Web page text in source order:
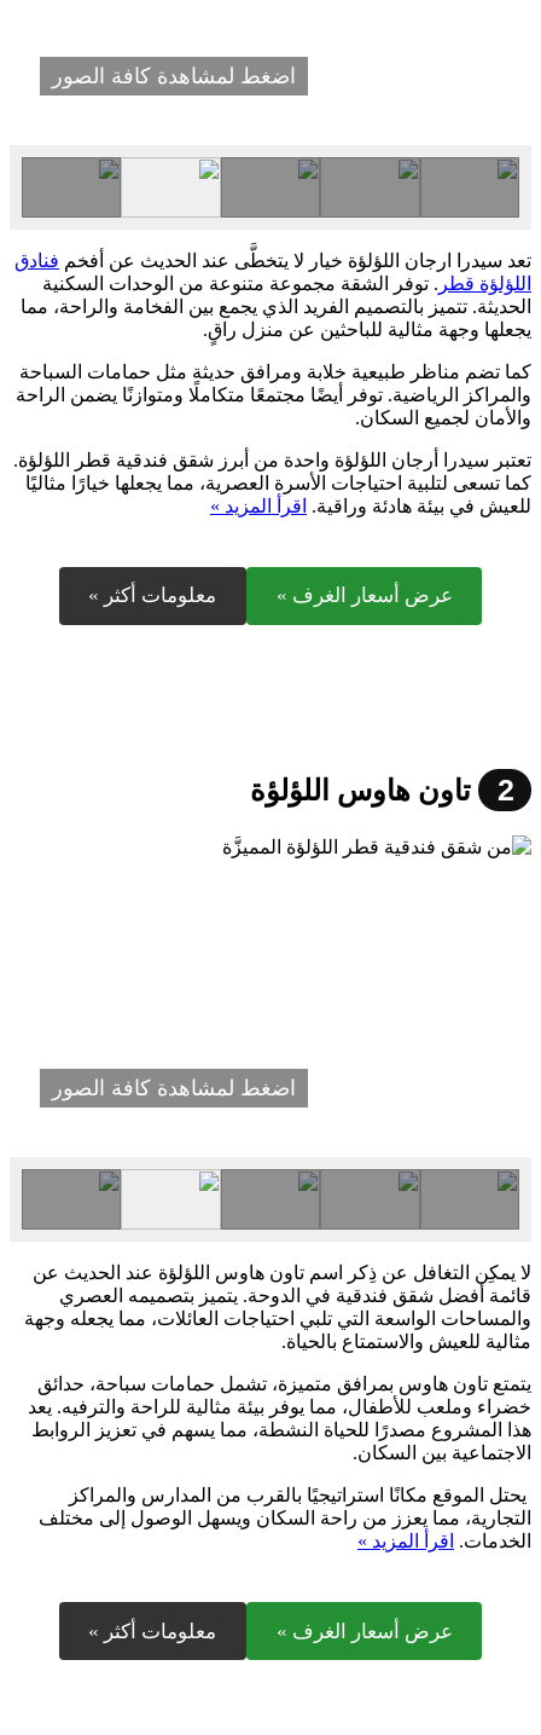
اضغط لمشاهدة كافة الصور
تعد سيدرا ارجان اللؤلؤة خيار لا يتخطَّى عند الحديث عن أفخم فنادق
اللؤلؤة قطر . توفر الشقة مجموعة متنوعة من الوحدات السكنية
الحديثة. تتميز بالتصميم الفريد الذي يجمع بين الفخامة والراحة، مما
يجعلها وجهة مثالية للباحثين عن منزل راقٍ.
كما تضم مناظر طبيعية خلابة ومرافق حديثة مثل حمامات السباحة
والمراكز الرياضية. توفر أيضًا مجتمعًا متكاملًا ومتوازنًا يضمن الراحة
والأمان لجميع السكان.
تعتبر سيدرا أرجان اللؤلؤة واحدة من أبرز شقق فندقية قطر اللؤلؤة.
كما تسعى لتلبية احتياجات الأسرة العصرية، مما يجعلها خيارًا مثاليًا
للعيش في بيئة هادئة وراقية. اقرأ المزيد »
عرض أسعار الغرف » معلومات أكثر »
2 تاون هاوس اللؤلؤة
اضغط لمشاهدة كافة الصور
لا يمكِن التغافل عن ذِكر اسم تاون هاوس اللؤلؤة عند الحديث عن
قائمة أفضل شقق فندقية في الدوحة. يتميز بتصميمه العصري
والمساحات الواسعة التي تلبي احتياجات العائلات، مما يجعله وجهة
مثالية للعيش والاستمتاع بالحياة.
يتمتع تاون هاوس بمرافق متميزة، تشمل حمامات سباحة، حدائق
خضراء وملعب للأطفال، مما يوفر بيئة مثالية للراحة والترفيه. يعد
هذا المشروع مصدرًا للحياة النشطة، مما يسهم في تعزيز الروابط
الاجتماعية بين السكان.
يحتل الموقع مكانًا استراتيجيًا بالقرب من المدارس والمراكز
التجارية، مما يعزز من راحة السكان ويسهل الوصول إلى مختلف
الخدمات. اقرأ المزيد »
عرض أسعار الغرف » معلومات أكثر »